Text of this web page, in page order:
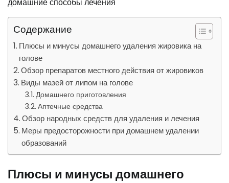
Содержание
Плюсы и минусы домашнего удаления жировика на
голове
Обзор препаратов местного действия от жировиков
Виды мазей от липом на голове
Домашнего приготовления
Аптечные средства
Обзор народных средств для удаления и лечения
Меры предосторожности при домашнем удалении
образований
Плюсы и минусы домашнего